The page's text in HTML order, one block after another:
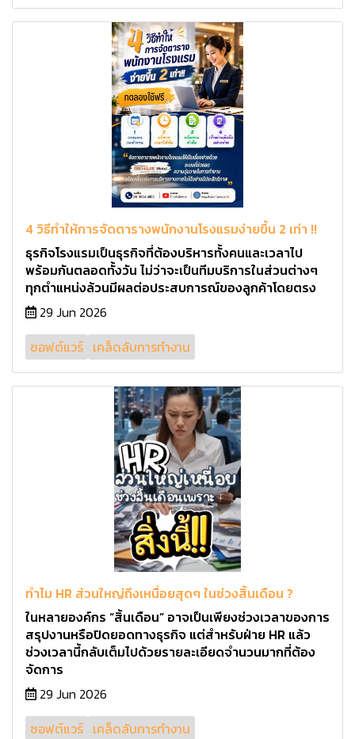
4 วิธีทำให้การจัดตารางพนักงานโรงแรมง่ายขึ้น 2 เท่า !!
ธุรกิจโรงแรมเป็นธุรกิจที่ต้องบริหารทั้งคนและเวลาไป
พร้อมกันตลอดทั้งวัน ไม่ว่าจะเป็นทีมบริการในส่วนต่างๆ
ทุกตำแหน่งล้วนมีผลต่อประสบการณ์ของลูกค้าโดยตรง
29 Jun 2026
ซอฟต์แวร์ เคล็ดลับการทำงาน
ทำไม HR ส่วนใหญ่ถึงเหนื่อยสุดๆ ในช่วงสิ้นเดือน ?
ในหลายองค์กร “สิ้นเดือน” อาจเป็นเพียงช่วงเวลาของการ
สรุปงานหรือปิดยอดทางธุรกิจ แต่สำหรับฝ่าย HR แล้ว
ช่วงเวลานี้กลับเต็มไปด้วยรายละเอียดจำนวนมากที่ต้อง
จัดการ
29 Jun 2026
ซอฟต์แวร์ เคล็ดลับการทำงาน